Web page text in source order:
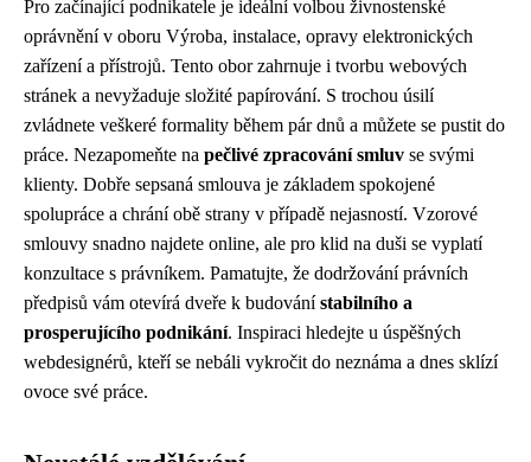
Pro začínající podnikatele je ideální volbou živnostenské
oprávnění v oboru Výroba, instalace, opravy elektronických
zařízení a přístrojů. Tento obor zahrnuje i tvorbu webových
stránek a nevyžaduje složité papírování. S trochou úsilí
zvládnete veškeré formality během pár dnů a můžete se pustit do
práce. Nezapomeňte na pečlivé zpracování smluv se svými
klienty. Dobře sepsaná smlouva je základem spokojené
spolupráce a chrání obě strany v případě nejasností. Vzorové
smlouvy snadno najdete online, ale pro klid na duši se vyplatí
konzultace s právníkem. Pamatujte, že dodržování právních
předpisů vám otevírá dveře k budovánístabilního a
prosperujícího podnikání. Inspiraci hledejte u úspěšných
webdesignérů, kteří se nebáli vykročit do neznáma a dnes sklízí
ovoce své práce.